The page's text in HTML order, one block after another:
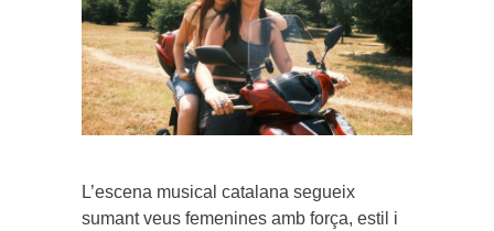
L’escena musical catalana segueix
sumant veus femenines amb força, estil i